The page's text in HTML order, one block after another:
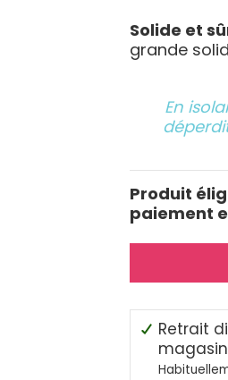
Solide et
grande
En
Produit
paiement
Retrait